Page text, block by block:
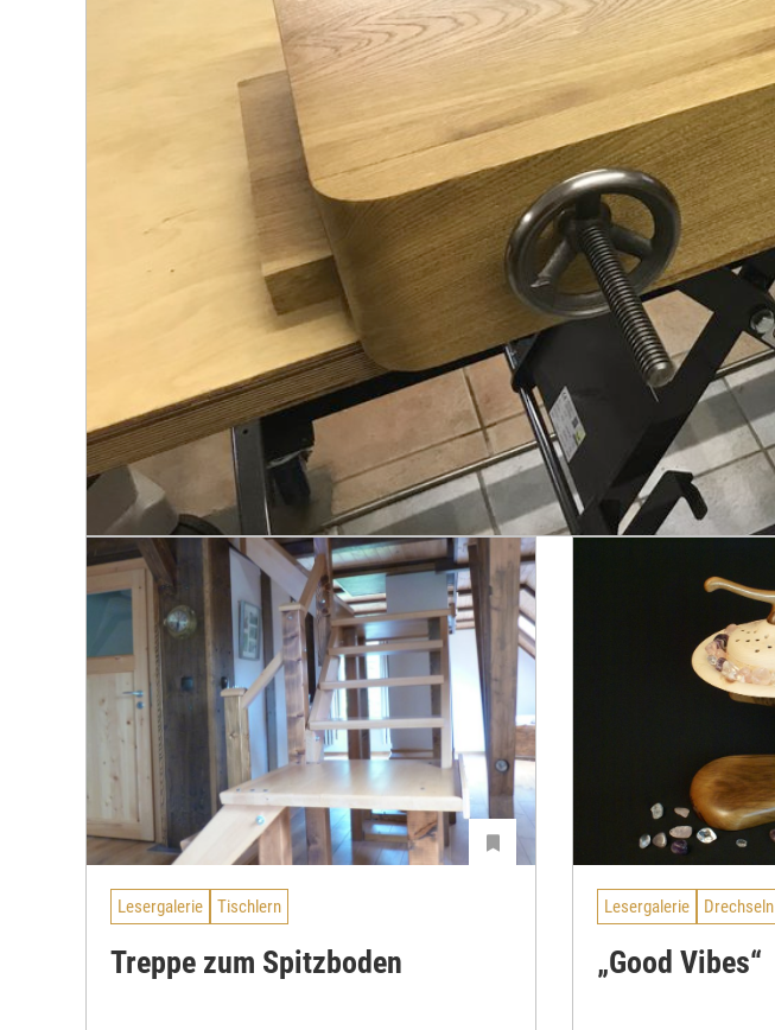
Lesergalerie Tischlern
Treppe zum Spitzboden
Lesergalerie Drechseln
„Good Vibes“